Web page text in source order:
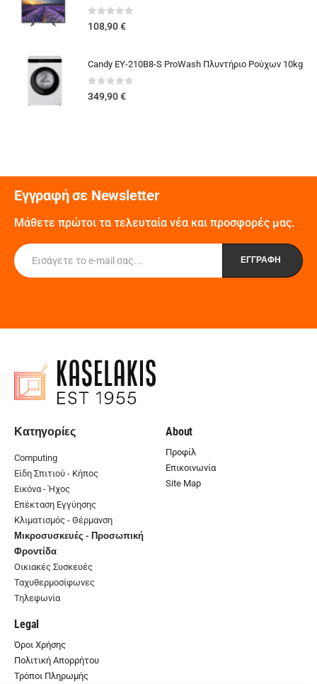
0out of 5
108,90€
Candy EY-210B8-S ProWash Πλυντήριο Ρούχων 10kg
0 out of 5
349,90€
Εγγραφή σε Newsletter
Μάθετε πρώτοι τα τελευταία νέα και προσφορές μας.
Κατηγορίες
Computing
Είδη Σπιτιού - Κήπος
Εικόνα - Ήχος
Επέκταση Εγγύησης
Κλιματισμός - Θέρμανση
Μικροσυσκευές - Προσωπική
Φροντίδα
Οικιακές Συσκευές
Ταχυθερμοσίφωνες
Τηλεφωνία
About
Προφίλ
Επικοινωνία
Site Map
Legal
Όροι Χρήσης
Πολιτική Απορρήτου
Τρόποι Πληρωμής